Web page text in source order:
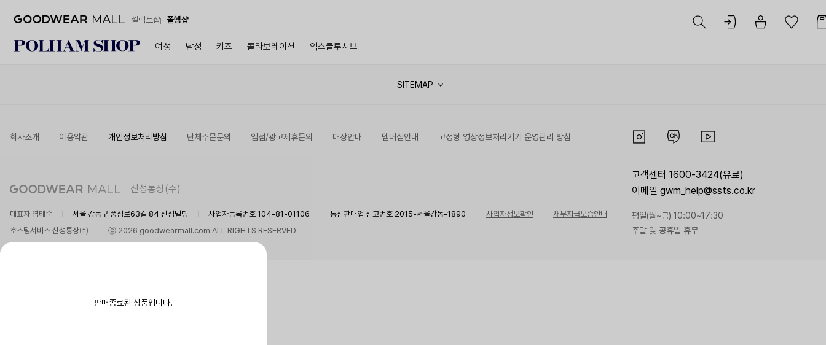
셀렉트샵 폴햄샵
여성 남성 키즈 콜라보레이션 익스클루시브
판매종료된 상품입니다.
SITEMAP
회사소개 이용약관 개인정보처리방침 단체주문문의 입점/광고제휴문의 매장안내 멤버십안내 고정형 영상정보처리기기 운영관리 방침
신성통상(주)
대표자 염태순 서울 강동구 풍성로63길 84 신성빌딩 사업자등록번호 104-81-01106 통신판매업 신고번호 2015-서울강동-1890 사업자정보확인
채무지급보증안내
호스팅서비스 신성통상㈜
ⓒ 2026 goodwearmall.com ALL RIGHTS RESERVED
고객센터 1600-3424(유료)
이메일 gwm_help@ssts.co.kr
평일(월~금) 10:00~17:30
주말 및 공휴일 휴무